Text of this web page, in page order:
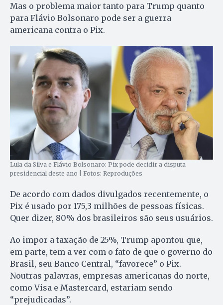
Mas o problema maior tanto para Trump quanto
para Flávio Bolsonaro pode ser a guerra
americana contra o Pix.
Lula da Silva e Flávio Bolsonaro: Pix pode decidir a disputa
presidencial deste ano | Fotos: Reproduções
De acordo com dados divulgados recentemente, o
Pix é usado por 175,3 milhões de pessoas físicas.
Quer dizer, 80% dos brasileiros são seus usuários.
Ao impor a taxação de 25%, Trump apontou que,
em parte, tem a ver com o fato de que o governo do
Brasil, seu Banco Central, “favorece” o Pix.
Noutras palavras, empresas americanas do norte,
como Visa e Mastercard, estariam sendo
“prejudicadas”.